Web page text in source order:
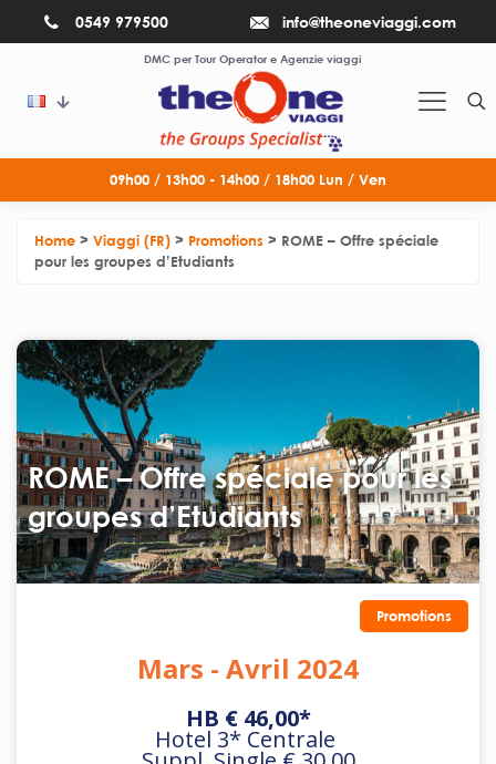
0549 979500 info@theoneviaggi.com
DMC per Tour Operator e Agenzie viaggi
09h00 / 13h00 - 14h00 / 18h00 Lun / Ven
Home > Viaggi (FR) > Promotions > ROME – Offre spéciale
pour les groupes d’Etudiants
ROME – Offre spéciale pour les
groupes d’Etudiants
Promotions
Mars - Avril 2024
HB € 46,00*
Hotel 3* Centrale